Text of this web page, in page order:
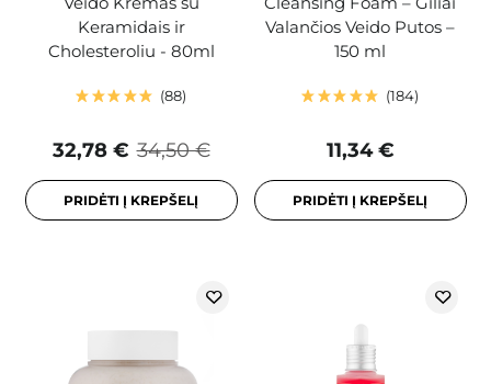
Keramidais ir
Cholesteroliu - 80ml
88
34,50 €
32,78 €
PRIDĖTI Į KREPŠELĮ
Valančios Veido Putos –
150 ml
184
11,34 €
PRIDĖTI Į KREPŠELĮ